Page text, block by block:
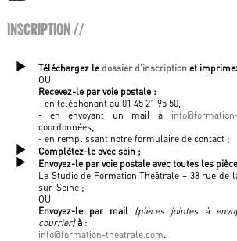
INSCRIPTION //
Téléchargez le dossier d'inscriptionet
OU
Recevez-le par voie postale :
- en téléphonant au 01 45 21 95 50,
- en envoyant un mail à
coordonnées,
- en remplissant notre formulaire de contact ;
Complétez-le avec soin ;
Envoyez-le par voie postale avec toutes les
Le Studio de Formation Théâtrale – 38 rue de
sur-Seine ;
OU
Envoyez-le par mail (pièces jointes à
courrier) à:
info@formation-theatrale.com.